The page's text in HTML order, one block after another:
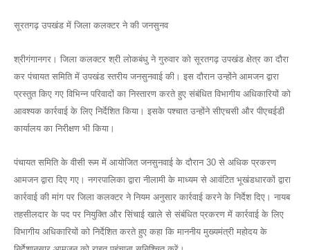
सूरतगढ़ उपखंड में जिला कलक्टर ने की जनसुनव
श्रीगंगानगर। जिला कलक्टर श्री लोकबंधु ने गुरुवार को सूरतगढ़ उपखंड क्षेत्र का दौरा
कर पंचायत समिति में उपखंड स्तरीय जनसुनवाई की। इस दौरान उन्होंने आमजन द्वारा
प्रस्तुत किए गए विभिन्न परिवादों का निस्तारण करते हुए संबंधित विभागीय अधिकारियों को
आवश्यक कार्रवाई के लिए निर्देशित किया। इसके पश्चात उन्होंने सीएचसी और पीएचईडी
कार्यालय का निरीक्षण भी किया।
पंचायत समिति के वीसी रूम में आयोजित जनसुनवाई के दौरान 30 से अधिक प्रकरण
आमजन द्वारा दिए गए। नगरपालिका द्वारा नीलामी के माध्यम से आवंटित भूखंडधारकों द्वारा
कार्रवाई की मांग पर जिला कलक्टर ने नियम अनुसार कार्रवाई करने के निर्देश दिए। नायब
तहसीलदार के पद पर नियुक्ति और सिंचाई खाले से संबंधित प्रकरण में कार्रवाई के लिए
विभागीय अधिकारियों को निर्देशित करते हुए कहा कि माननीय मुख्यमंत्री महोदय के